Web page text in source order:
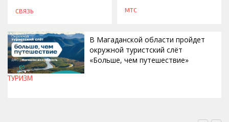
СВЯЗЬ МТС
В Магаданской области пройдет
окружной туристский слёт
«Больше, чем путешествие»
ТУРИЗМ